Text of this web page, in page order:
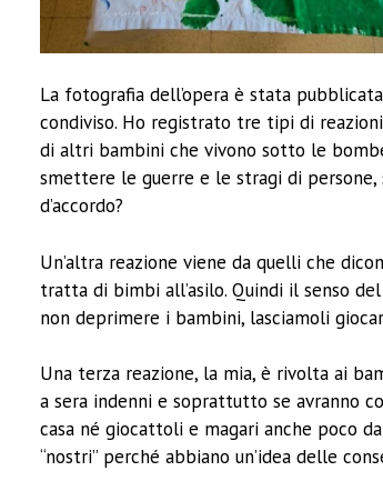
La fotografia dell’opera è stata
condiviso. Ho registrato tre tipi di
di altri bambini che vivono sotto le
smettere le guerre e le stragi di
d’accordo?
Un’altra reazione viene da quelli che
tratta di bimbi all’asilo. Quindi il senso
non deprimere i bambini, lasciamoli
Una terza reazione, la mia, è rivolta ai
a sera indenni e soprattutto se avranno
casa né giocattoli e magari anche poco
“nostri” perché abbiano un’idea delle